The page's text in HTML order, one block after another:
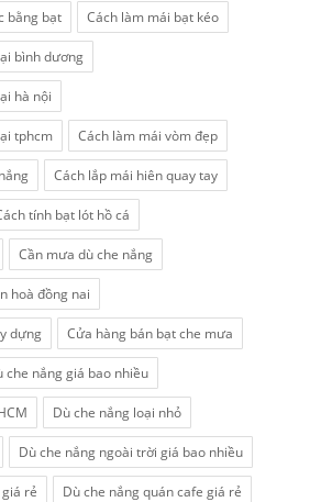
bằng bạt Cách làm mái bạt kéo
bình dương
hà nội
tphcm Cách làm mái vòm đẹp
Cách lắp mái hiên quay tay
tính bạt lót hồ cá
Cần mưa dù che nắng
hoà đồng nai
dựng Cửa hàng bán bạt che mưa
che nắng giá bao nhiều
Dù che nắng loại nhỏ
Dù che nắng ngoài trời giá bao nhiều
rẻ Dù che nắng quán cafe giá rẻ